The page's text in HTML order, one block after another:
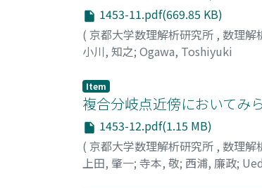
1453-11.pdf(669.85 KB)
( 京都大学数理解析研究所 , 数理解
小川, 知之; Ogawa, Toshiyuki
Item
複合分岐点近傍においてみ
1453-12.pdf(1.15 MB)
( 京都大学数理解析研究所 , 数理解
上田, 肇一; 寺本, 敬; 西浦, 廉政;